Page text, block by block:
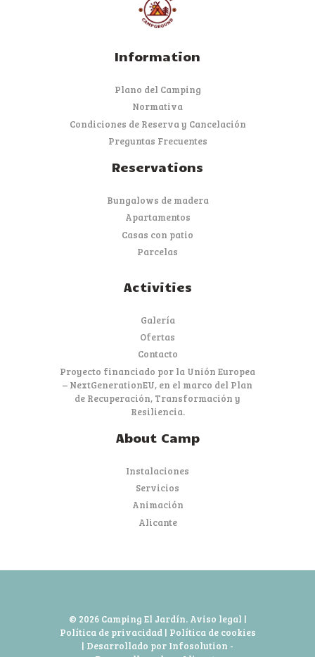
Information
Plano del Camping
Normativa
Condiciones de Reserva y Cancelación
Preguntas Frecuentes
Reservations
Bungalows de madera
Apartamentos
Casas con patio
Parcelas
Activities
Galería
Ofertas
Contacto
Proyecto financiado por la Unión Europea
– NextGenerationEU, en el marco del Plan
de Recuperación, Transformación y
Resiliencia.
About Camp
Instalaciones
Servicios
Animación
Alicante
© 2026 Camping El Jardín. Aviso legal |
Política de privacidad| Política de cookies
| Desarrollado por Infosolution -